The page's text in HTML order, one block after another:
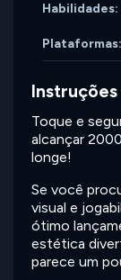
Habilidades:
Plataformas:
Instruções
Toque e
alcançar
longe!
Se você
visual e
ótimo
estética
parece um